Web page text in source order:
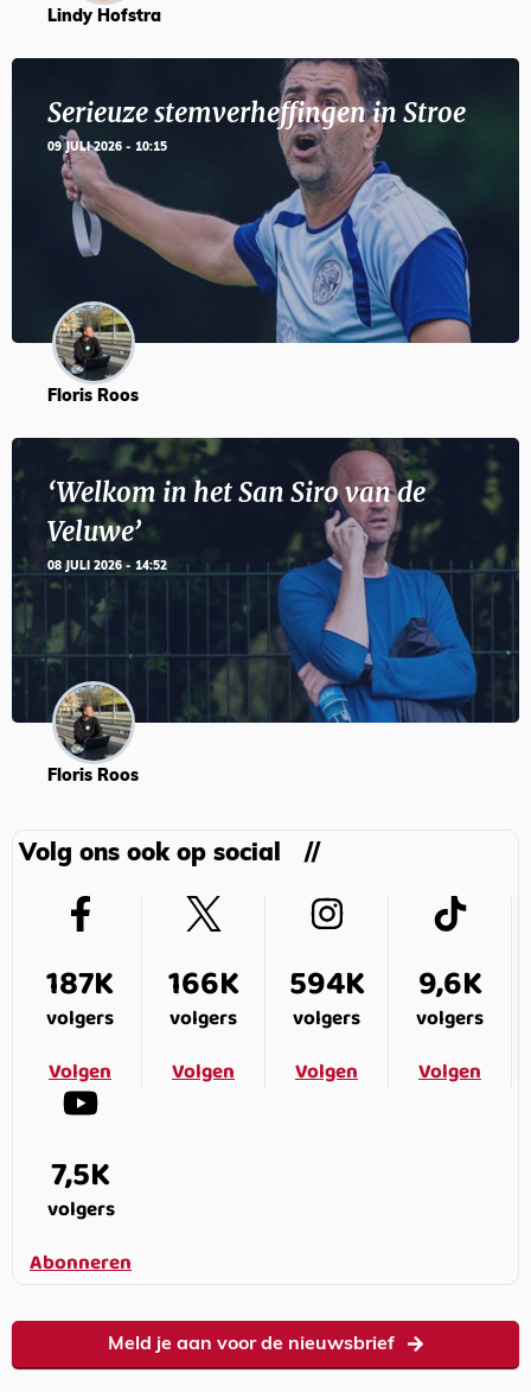
Lindy Hofstra
Serieuze stemverheffingen in Stroe
09 JULI 2026 - 10:15
Floris Roos
‘Welkom in het San Siro van de
Veluwe’
08 JULI 2026 - 14:52
Floris Roos
Volg ons ook op social
187K
volgers
Volgen
166K
volgers
Volgen
594K
volgers
Volgen
9,6K
volgers
Volgen
7,5K
volgers
Abonneren
Meld je aan voor de nieuwsbrief